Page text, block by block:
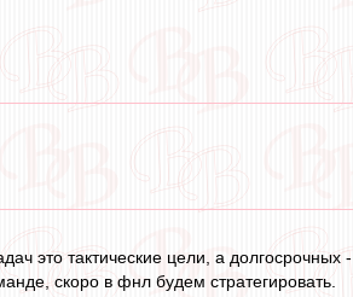
это тактические цели, а долгосрочных
скоро в фнл будем стратегировать.